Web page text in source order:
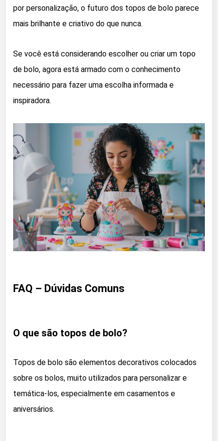
por personalização, o futuro dos topos de bolo parece
mais brilhante e criativo do que nunca.
Se você está considerando escolher ou criar um topo
de bolo, agora está armado com o conhecimento
necessário para fazer uma escolha informada e
inspiradora.
FAQ – Dúvidas Comuns
O que são topos de bolo?
Topos de bolo são elementos decorativos colocados
sobre os bolos, muito utilizados para personalizar e
temática-los, especialmente em casamentos e
aniversários.